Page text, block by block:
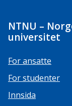
NTNU –
universitet
For ansatte
For studenter
Innsida